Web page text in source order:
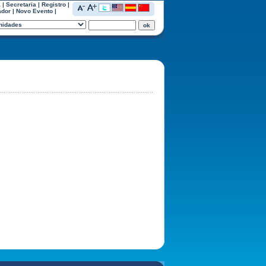
| Secretaria | Registro |
| Novo Evento |